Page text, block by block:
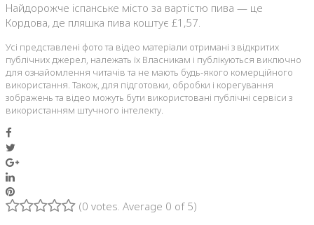
Найдорожче іспанське місто за вартістю пива — це
Кордова, де пляшка пива коштує £1,57.
Усі представлені фото та відео матеріали отримані з відкритих
публічних джерел, належать їх Власникам і публікуються виключно
для ознайомлення читачів та не мають будь-якого комерційного
використання. Також, для підготовки, обробки і корегування
зображень та відео можуть бути використовані публічні сервіси з
використанням штучного інтелекту.
Google+
LinkedIn
Pinterest
(0 votes. Average 0 of 5)